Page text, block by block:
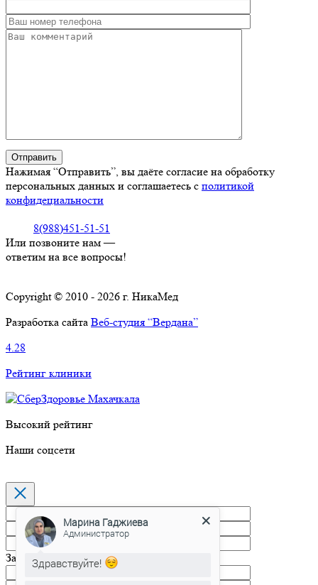
Нажимая “Отправить”, вы даёте согласие на обработку
персональных данных и соглашаетесь с политикой
конфидециальности
8(988)451-51-51
Или позвоните нам —
ответим на все вопросы!
Copyright © 2010 - 2026 г. НикаМед
Разработка сайта Веб-студия “Вердана”
4.28
Рейтинг клиники
Высокий рейтинг
Наши соцсети
Запись на прием
Марина Гаджиева
Администратор
Здравствуйте!